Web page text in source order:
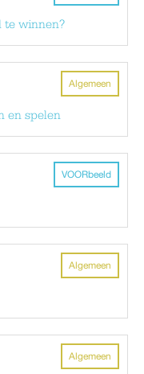
te winnen?
Algemeen
en spelen
VOORbeeld
Algemeen
Algemeen